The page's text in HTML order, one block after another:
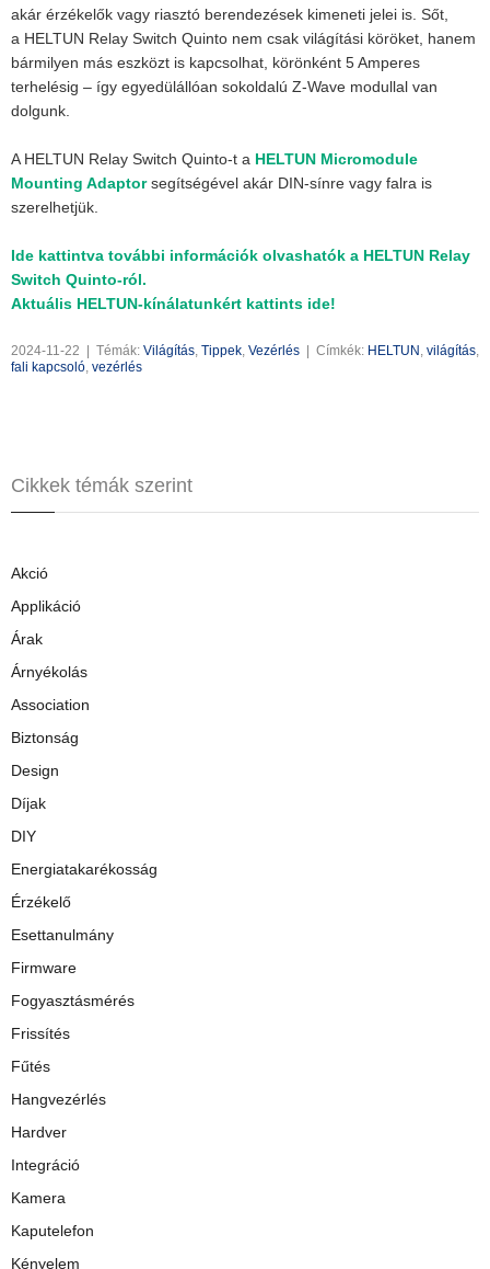
akár érzékelők vagy riasztó berendezések kimeneti jelei is. Sőt,
a HELTUN Relay Switch Quinto nem csak világítási köröket, hanem
bármilyen más eszközt is kapcsolhat, körönként 5 Amperes
terhelésig – így egyedülállóan sokoldalú Z-Wave modullal van
dolgunk.
A HELTUN Relay Switch Quinto-t a HELTUN Micromodule
Mounting Adaptorsegítségével akár DIN-sínre vagy falra is
szerelhetjük.
Ide kattintva további információk olvashatók a HELTUN Relay
Switch Quinto-ról.
Aktuális HELTUN-kínálatunkért kattints ide!
2024-11-22 | Témák: Világítás Tippek Vezérlés | Címkék: HELTUN világítás
fali kapcsoló vezérlés
Cikkek témák szerint
Akció
Applikáció
Árak
Árnyékolás
Association
Biztonság
Design
Díjak
DIY
Energiatakarékosság
Érzékelő
Esettanulmány
Firmware
Fogyasztásmérés
Frissítés
Fűtés
Hangvezérlés
Hardver
Integráció
Kamera
Kaputelefon
Kényelem